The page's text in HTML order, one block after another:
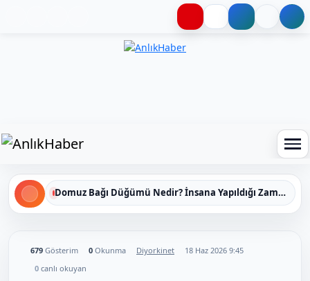
Haberleri keşfet
Domuz Bağı Düğümü Nedir? İnsana Yapıldığı Zaman Yavaş Yavaş Öldüren Ölümcül Düğümün Kan Donduran Gerçekleri
679 Gösterim 0 Okunma Diyorkinet
18 Haz 2026 9:45
0canlı okuyan